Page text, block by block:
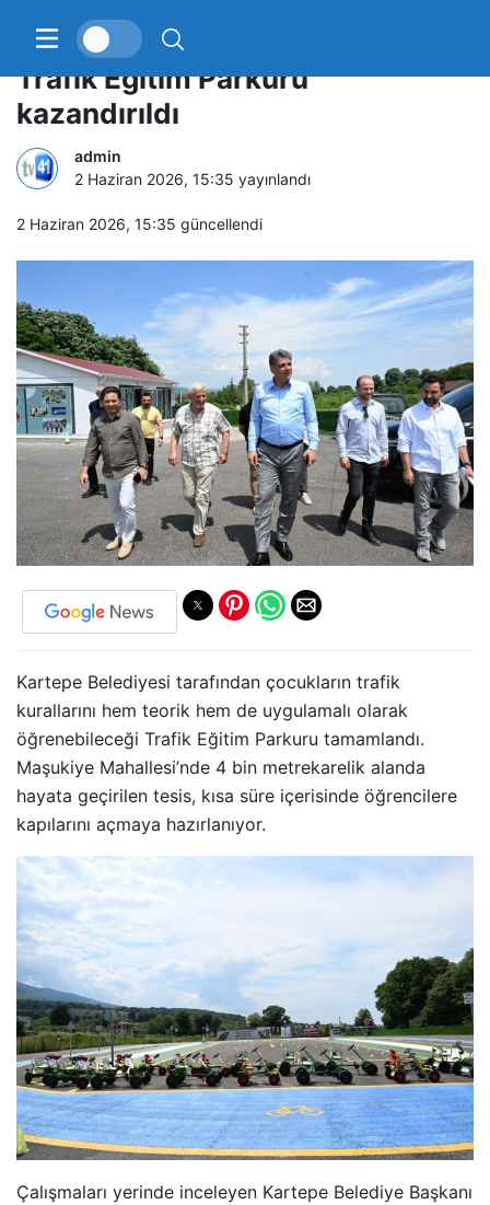
Kartepe’ye çocuklara yönelik
Trafik Eğitim Parkuru
kazandırıldı
admin
2 Haziran 2026, 15:35 yayınlandı
2 Haziran 2026, 15:35 güncellendi
Kartepe Belediyesi tarafından çocukların trafik
kurallarını hem teorik hem de uygulamalı olarak
öğrenebileceği Trafik Eğitim Parkuru tamamlandı.
Maşukiye Mahallesi’nde 4 bin metrekarelik alanda
hayata geçirilen tesis, kısa süre içerisinde öğrencilere
kapılarını açmaya hazırlanıyor.
Çalışmaları yerinde inceleyen Kartepe Belediye Başkanı